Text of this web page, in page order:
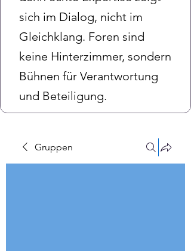
sich im Dialog, nicht im
Gleichklang. Foren sind
keine Hinterzimmer, sondern
Bühnen für Verantwortung
und Beteiligung.
Gruppen